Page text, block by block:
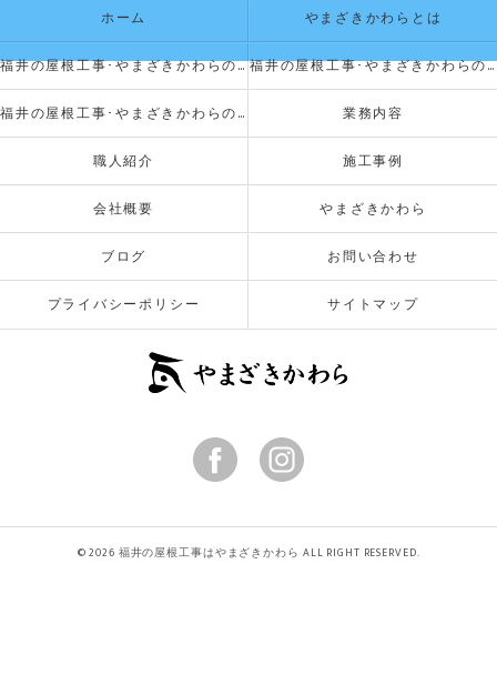
ホーム やまざきかわらとは
福井の屋根工事･やまざきかわらの口コミ情報 福井の屋根工事･やまざきかわらのお客様の声
福井の屋根工事･やまざきかわらの評判 業務内容
職人紹介 施工事例
会社概要 やまざきかわら
ブログ お問い合わせ
プライバシーポリシー サイトマップ
© 2026 福井の屋根工事はやまざきかわら ALL RIGHT RESERVED.